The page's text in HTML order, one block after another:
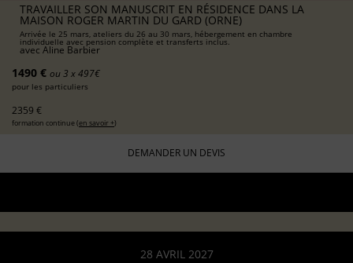
TRAVAILLER SON MANUSCRIT EN RÉSIDENCE DANS LA
MAISON ROGER MARTIN DU GARD (ORNE)
Arrivée le 25 mars, ateliers du 26 au 30 mars, hébergement en chambre
individuelle avec pension complète et transferts inclus.
avec Aline Barbier
1490 € ou 3 x 497€
pour les particuliers
2359 €
formation continue (en savoir +)
DEMANDER UN DEVIS
28 AVRIL 2027